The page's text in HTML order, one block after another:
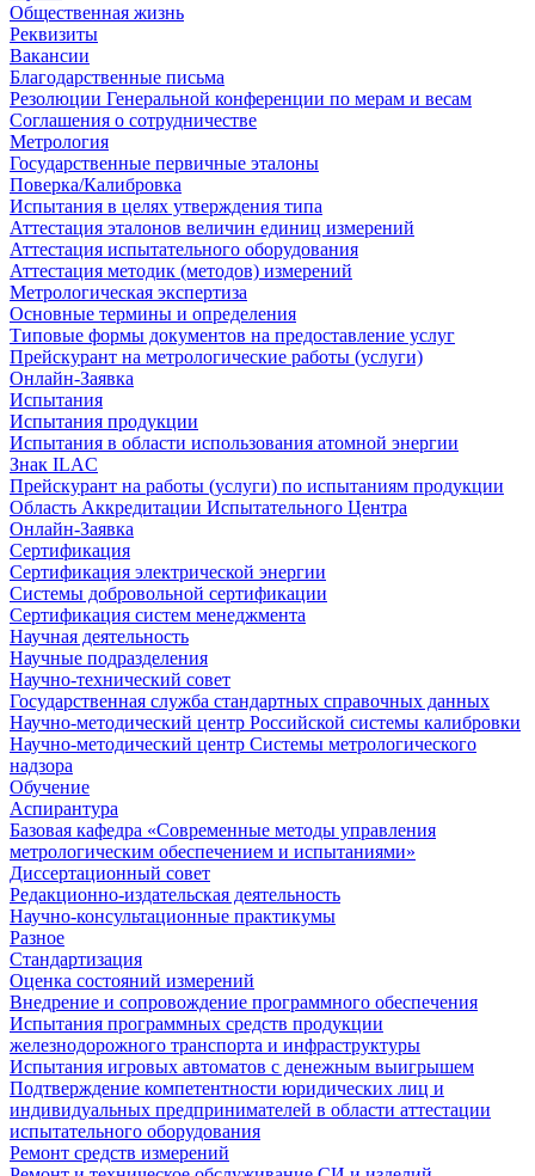
Общественная жизнь
Реквизиты
Вакансии
Благодарственные письма
Резолюции Генеральной конференции по мерам и весам
Соглашения о сотрудничестве
Метрология
Государственные первичные эталоны
Поверка/Калибровка
Испытания в целях утверждения типа
Аттестация эталонов величин единиц измерений
Аттестация испытательного оборудования
Аттестация методик (методов) измерений
Метрологическая экспертиза
Основные термины и определения
Типовые формы документов на предоставление услуг
Прейскурант на метрологические работы (услуги)
Онлайн-Заявка
Испытания
Испытания продукции
Испытания в области использования атомной энергии
Знак ILAC
Прейскурант на работы (услуги) по испытаниям продукции
Область Аккредитации Испытательного Центра
Онлайн-Заявка
Сертификация
Сертификация электрической энергии
Системы добровольной сертификации
Сертификация систем менеджмента
Научная деятельность
Научные подразделения
Научно-технический совет
Государственная служба стандартных справочных данных
Научно-методический центр Российской системы калибровки
Научно-методический центр Системы метрологического
надзора
Обучение
Аспирантура
Базовая кафедра «Современные методы управления
метрологическим обеспечением и испытаниями»
Диссертационный совет
Редакционно-издательская деятельность
Научно-консультационные практикумы
Разное
Стандартизация
Оценка состояний измерений
Внедрение и сопровождение программного обеспечения
Испытания программных средств продукции
железнодорожного транспорта и инфраструктуры
Испытания игровых автоматов с денежным выигрышем
Подтверждение компетентности юридических лиц и
индивидуальных предпринимателей в области аттестации
испытательного оборудования
Ремонт средств измерений